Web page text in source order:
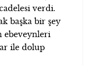
verdi.
başka bir şey
ebeveynleri
ile dolup